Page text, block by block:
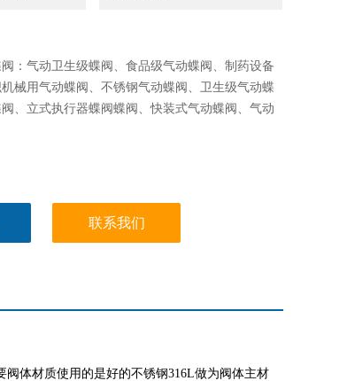
：气动卫生级蝶阀、食品级气动蝶阀、制药设备
械用气动蝶阀、不锈钢气动蝶阀、卫生级气动蝶
、立式执行器蝶阀蝶阀、快装式气动蝶阀、气动
联系我们
体材质使用的是好的不锈钢316L做为阀体主材